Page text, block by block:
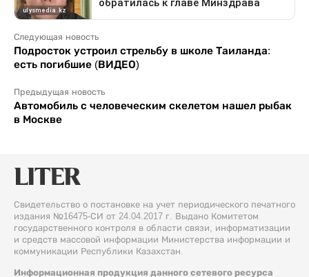
Следующая новость
Подросток устроил стрельбу в школе Таиланда:
есть погибшие (ВИДЕО)
Предыдущая новость
Автомобиль с человеческим скелетом нашел рыбак
в Москве
Свидетельство о постановке на учет периодического печатного
издания №16475-СИ от 24.04.2017 г. Выдано Комитетом
государственного контроля в области связи, информатизации
и средств массовой информации Министерства информации и
коммуникации Республики Казахстан.
Информационная продукция данного сетевого ресурса